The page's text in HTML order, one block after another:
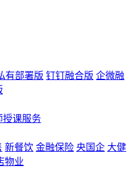
有部署版 钉钉融合版 企微融
授课服务
新餐饮 金融保险 央国企 大健
物业